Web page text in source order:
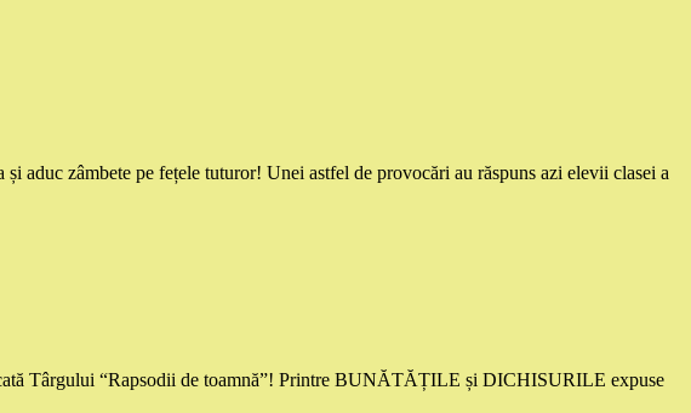
aduc zâmbete pe fețele tuturor! Unei astfel de provocări au răspuns azi elevii clasei a
Târgului “Rapsodii de toamnă”! Printre BUNĂTĂȚILE și DICHISURILE expuse